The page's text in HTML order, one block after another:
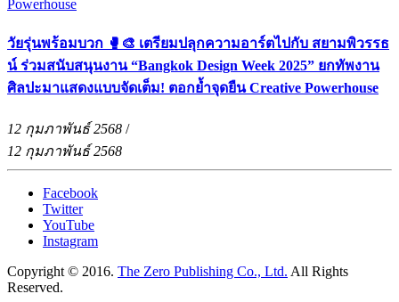
วัยรุ่นพร้อมบวก 🥊🎨 เตรียมปลุกความอาร์ตไปกับ สยามพิวรรธ
น์ ร่วมสนับสนุนงาน “Bangkok Design Week 2025” ยกทัพงาน
ศิลปะมาแสดงแบบจัดเต็ม! ตอกย้ำจุดยืน Creative Powerhouse
12 กุมภาพันธ์ 2568 /
12 กุมภาพันธ์ 2568
Facebook
Twitter
YouTube
Instagram
Copyright © 2016. The Zero Publishing Co., Ltd. All Rights
Reserved.